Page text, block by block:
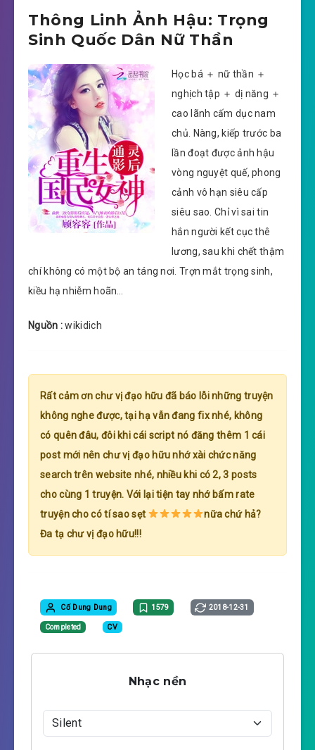
Thông Linh Ảnh Hậu: Trọng
Sinh Quốc Dân Nữ Thần
Học bá ＋ nữ thần ＋
nghịch tập ＋ dị năng ＋
cao lãnh cấm dục nam
chủ. Nàng, kiếp trước ba
lần đoạt được ảnh hậu
vòng nguyệt quế, phong
cảnh vô hạn siêu cấp
siêu sao. Chỉ vì sai tin
hắn người kết cục thê
lương, sau khi chết thậm
chí không có một bộ an táng nơi. Trợn mắt trọng sinh,
kiều hạ nhiễm hoãn…
Nguồn :wikidich
Rất cảm ơn chư vị đạo hữu đã báo lỗi những truyện
không nghe được, tại hạ vẫn đang fix nhé, không
có quên đâu, đôi khi cái script nó đăng thêm 1 cái
post mới nên chư vị đạo hữu nhớ xài chức năng
search trên website nhé, nhiều khi có 2, 3 posts
cho cùng 1 truyện. Với lại tiện tay nhớ bấm rate
truyện cho có tí sao sẹt
nữa chứ hả?
Đa tạ chư vị đạo hữu!!!
Cố Dung Dung 1579 2018-12-31
Completed CV
Nhạc nền